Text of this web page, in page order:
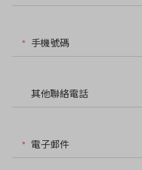
手機號碼
其他聯絡電話
電子郵件